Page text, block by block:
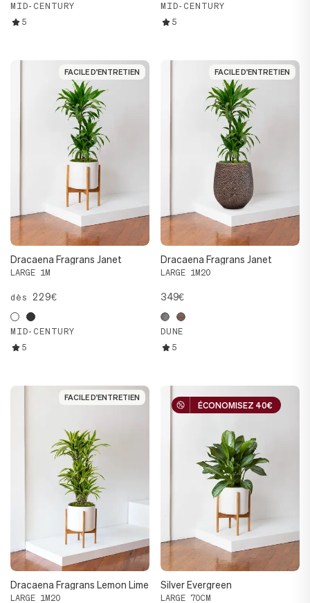
MID-CENTURY
5
MID-CENTURY
5
FACILE D'ENTRETIEN
FACILE D'ENTRETIEN
Dracaena Fragrans Janet
LARGE 1M
dès229€
MID-CENTURY
5
FACILE D'ENTRETIEN
FACILE D'ENTRETIEN
Dracaena Fragrans Janet
LARGE 1M20
349€
DUNE
5
FACILE D'ENTRETIEN
FACILE D'ENTRETIEN
Dracaena Fragrans Lemon Lime
LARGE 1M20
ÉCONOMISEZ 40€
ÉCONOMISEZ 40€
Silver Evergreen
LARGE 70CM